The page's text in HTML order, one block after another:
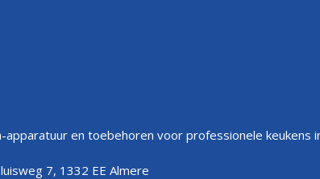
en toebehoren voor professionele keukens
7, 1332 EE Almere